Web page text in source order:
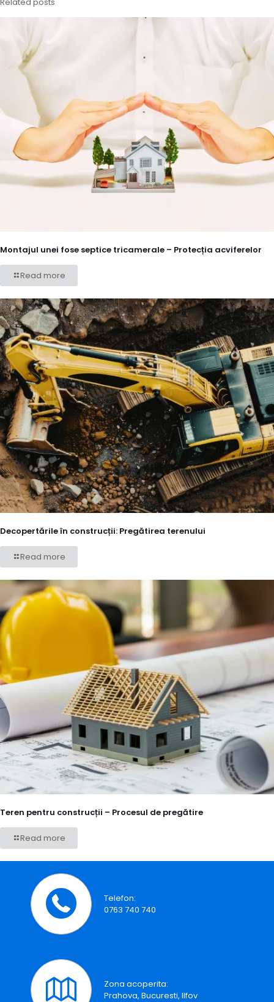
Montajul unei fose septice tricamerale – Protecția acviferelor
Read more
Decopertările în construcții: Pregătirea terenului
Read more
Teren pentru construcții – Procesul de pregătire
Read more
Telefon:
0763 740 740
Zona acoperita:
Prahova, Bucuresti, Ilfov